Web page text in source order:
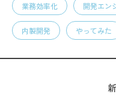
業務効率化 開発エン
内製開発 やってみた